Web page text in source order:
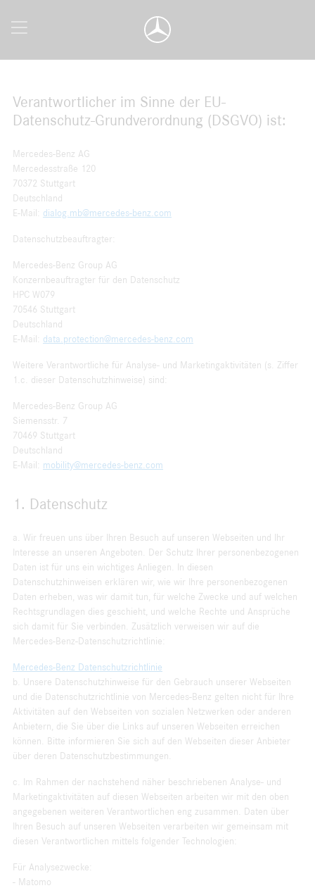
Verantwortlicher im Sinne der EU-
Datenschutz-Grundverordnung (DSGVO) ist:
Mercedes-Benz AG
Mercedesstraße 120
70372 Stuttgart
Deutschland
E-Mail: dialog.mb@mercedes-benz.com
Datenschutzbeauftragter:
Mercedes-Benz Group AG
Konzernbeauftragter für den Datenschutz
HPC W079
70546 Stuttgart
Deutschland
E-Mail: data.protection@mercedes-benz.com
Weitere Verantwortliche für Analyse- und Marketingaktivitäten (s. Ziffer
1.c. dieser Datenschutzhinweise) sind:
Mercedes-Benz Group AG
Siemensstr. 7
70469 Stuttgart
Deutschland
E-Mail: mobility@mercedes-benz.com
1. Datenschutz
a. Wir freuen uns über Ihren Besuch auf unseren Webseiten und Ihr
Interesse an unseren Angeboten. Der Schutz Ihrer personenbezogenen
Daten ist für uns ein wichtiges Anliegen. In diesen
Datenschutzhinweisen erklären wir, wie wir Ihre personenbezogenen
Daten erheben, was wir damit tun, für welche Zwecke und auf welchen
Rechtsgrundlagen dies geschieht, und welche Rechte und Ansprüche
sich damit für Sie verbinden. Zusätzlich verweisen wir auf die
Mercedes-Benz-Datenschutzrichtlinie:
Mercedes-Benz Datenschutzrichtlinie
b. Unsere Datenschutzhinweise für den Gebrauch unserer Webseiten
und die Datenschutzrichtlinie von Mercedes-Benz gelten nicht für Ihre
Aktivitäten auf den Webseiten von sozialen Netzwerken oder anderen
Anbietern, die Sie über die Links auf unseren Webseiten erreichen
können. Bitte informieren Sie sich auf den Webseiten dieser Anbieter
über deren Datenschutzbestimmungen.
c. Im Rahmen der nachstehend näher beschriebenen Analyse- und
Marketingaktivitäten auf diesen Webseiten arbeiten wir mit den oben
angegebenen weiteren Verantwortlichen eng zusammen. Daten über
Ihren Besuch auf unseren Webseiten verarbeiten wir gemeinsam mit
diesen Verantwortlichen mittels folgender Technologien:
Für Analysezwecke:
- Matomo